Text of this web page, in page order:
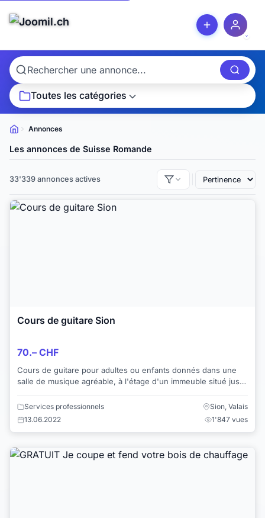
Toutes les catégories
Petites
annonces
Annonces
Les annonces de Suisse Romande
33'339 annonces actives
Cours de guitare Sion
70.– CHF
Cours de guitare pour adultes ou enfants donnés dans une
salle de musique agréable, à l'étage d'un immeuble situé juste
Services professionnels
Sion, Valais
13.06.2022
1'847 vues